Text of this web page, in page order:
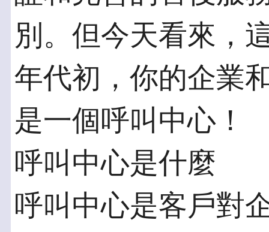
別。但今天看來，
年代初，你的企業
是一個呼叫中心！
呼叫中心是什麼
呼叫中心是客戶對